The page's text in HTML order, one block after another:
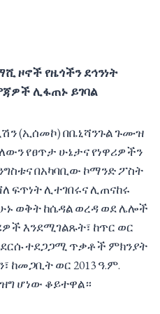
ዞኖች የዜጎችን ደኅንነት
ሊፋጠኑ ይገባል
(ኢሰመኮ) በቤኒሻንጉል ጉሙዝ
የፀጥታ ሁኔታና የነዋሪዎችን
በአካባቢው ኮማንድ ፖስት
ፍጥነት ሊተገበሩና ሊጠናከሩ
ወቅት ከሴዳል ወረዳ ወደ ሌሎች
እንደሚገልጹት፣ ከጥር ወር
ተደጋጋሚ ጥቃቶች ምክንያት
ከመጋቢት ወር 2013 ዓ.ም.
ሆነው ቆይተዋል።